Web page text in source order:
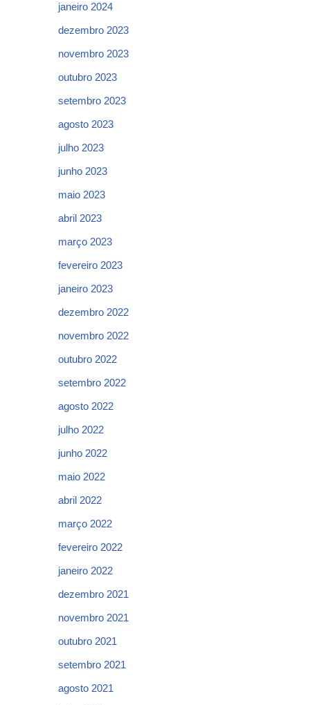
janeiro 2024
dezembro 2023
novembro 2023
outubro 2023
setembro 2023
agosto 2023
julho 2023
junho 2023
maio 2023
abril 2023
março 2023
fevereiro 2023
janeiro 2023
dezembro 2022
novembro 2022
outubro 2022
setembro 2022
agosto 2022
julho 2022
junho 2022
maio 2022
abril 2022
março 2022
fevereiro 2022
janeiro 2022
dezembro 2021
novembro 2021
outubro 2021
setembro 2021
agosto 2021